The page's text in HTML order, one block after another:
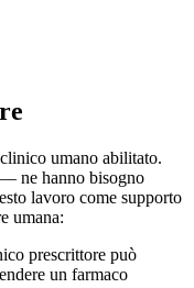
umano abilitato.
ne hanno bisogno
lavoro come supporto
umana:
prescrittore può
un farmaco